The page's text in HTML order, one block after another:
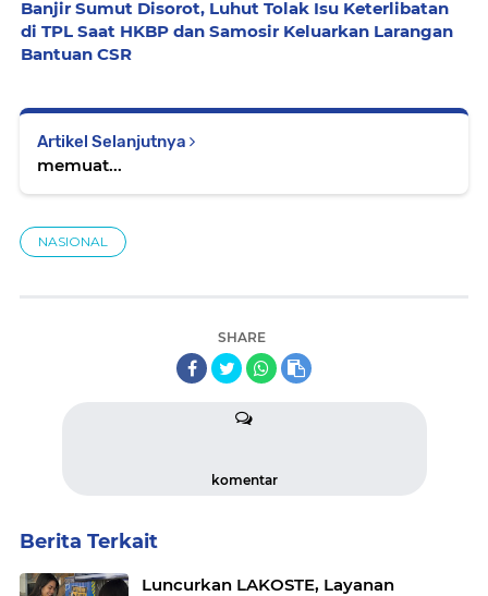
Banjir Sumut Disorot, Luhut Tolak Isu Keterlibatan
di TPL Saat HKBP dan Samosir Keluarkan Larangan
Bantuan CSR
Artikel Selanjutnya
memuat...
NASIONAL
SHARE
komentar
Berita Terkait
Luncurkan LAKOSTE, Layanan